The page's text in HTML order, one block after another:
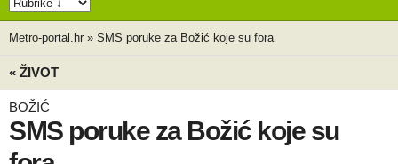
Metro-portal.hr » SMS poruke za Božić koje su fora
« ŽIVOT
BOŽIĆ
SMS poruke za Božić koje su